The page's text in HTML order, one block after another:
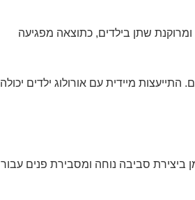
שתן בילדים, כתוצאה מפגיעה
מיידית עם אורולוג ילדים יכולה
ביצירת סביבה נוחה ומסבירת פנים עבור